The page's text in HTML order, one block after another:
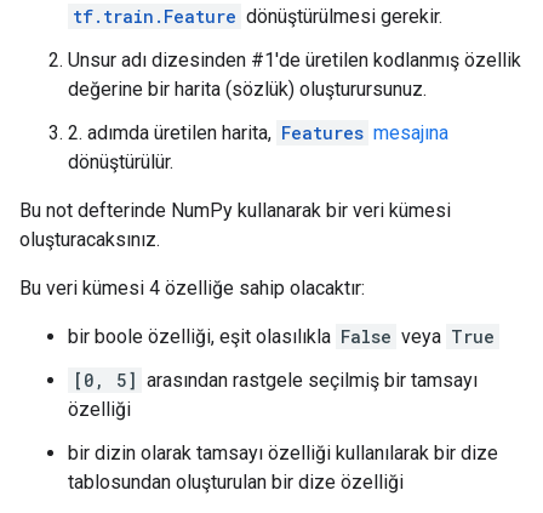
tf.train.Feature dönüştürülmesi gerekir.
Unsur adı dizesinden #1'de üretilen kodlanmış özellik
değerine bir harita (sözlük) oluşturursunuz.
2. adımda üretilen harita, Features mesajına
dönüştürülür.
Bu not defterinde NumPy kullanarak bir veri kümesi
oluşturacaksınız.
Bu veri kümesi 4 özelliğe sahip olacaktır:
bir boole özelliği, eşit olasılıkla False veya True
[0, 5] arasından rastgele seçilmiş bir tamsayı
özelliği
bir dizin olarak tamsayı özelliği kullanılarak bir dize
tablosundan oluşturulan bir dize özelliği